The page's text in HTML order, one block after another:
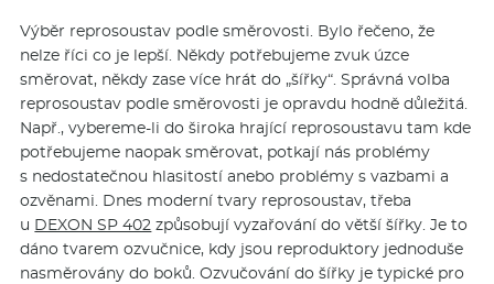
Výběr reprosoustav podle směrovosti. Bylo řečeno, že
nelze říci co je lepší. Někdy potřebujeme zvuk úzce
směrovat, někdy zase více hrát do „šířky“. Správná volba
reprosoustav podle směrovosti je opravdu hodně důležitá.
Např., vybereme-li do široka hrající reprosoustavu tam kde
potřebujeme naopak směrovat, potkají nás problémy
s nedostatečnou hlasitostí anebo problémy s vazbami a
ozvěnami. Dnes moderní tvary reprosoustav, třeba
u DEXON SP 402 způsobují vyzařování do větší šířky. Je to
dáno tvarem ozvučnice, kdy jsou reproduktory jednoduše
nasměrovány do boků. Ozvučování do šířky je typické pro